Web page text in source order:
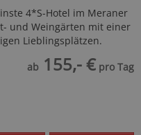
4*S-Hotel im Meraner
und Weingärten mit einer
Lieblingsplätzen.
ab 155,- € pro Tag